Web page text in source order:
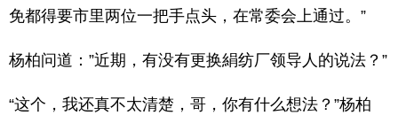
免都得要市里两位一把手点头，在常委会上通过。”
杨柏问道：”近期，有没有更换絹纺厂领导人的说法？”
“这个，我还真不太清楚，哥，你有什么想法？”杨柏